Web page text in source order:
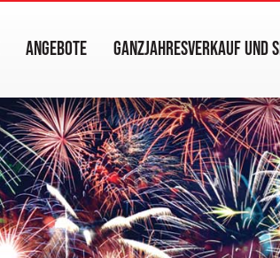
ANGEBOTE GANZJAHRESVERKAUF UND